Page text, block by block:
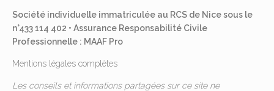
Société individuelle immatriculée au RCS de Nice sous le
n°433 114 402 • Assurance Responsabilité Civile
Professionnelle : MAAF Pro
Mentions légales complètes
Les conseils et informations partagées sur ce site ne